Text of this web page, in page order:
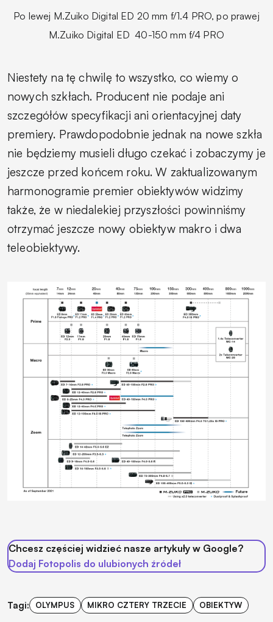
Po lewej M.Zuiko Digital ED 20 mm f/1.4 PRO, po prawej
M.Zuiko Digital ED 40-150 mm f/4 PRO
Niestety na tę chwilę to wszystko, co wiemy o
nowych szkłach. Producent nie podaje ani
szczegółów specyfikacji ani orientacyjnej daty
premiery. Prawdopodobnie jednak na nowe szkła
nie będziemy musieli długo czekać i zobaczymy je
jeszcze przed końcem roku. W zaktualizowanym
harmonogramie premier obiektywów widzimy
także, że w niedalekiej przyszłości powinniśmy
otrzymać jeszcze nowy obiektyw makro i dwa
teleobiektywy.
Chcesz częściej widzieć nasze artykuły w Google?
Dodaj Fotopolis do ulubionych źródeł
Tagi: OLYMPUS MIKRO CZTERY TRZECIE OBIEKTYW